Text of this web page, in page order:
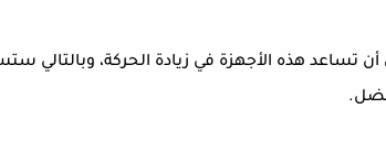
أن تساعد هذه الأجهزة في زيادة الحركة، وبالتالي